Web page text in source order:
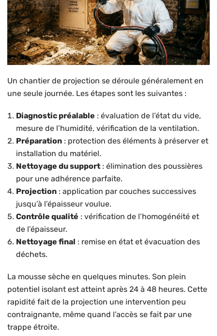
Un chantier de projection se déroule généralement en
une seule journée. Les étapes sont les suivantes :
Diagnostic préalable : évaluation de l’état du vide,
mesure de l’humidité, vérification de la ventilation.
Préparation : protection des éléments à préserver et
installation du matériel.
Nettoyage du support : élimination des poussières
pour une adhérence parfaite.
Projection : application par couches successives
jusqu’à l’épaisseur voulue.
Contrôle qualité : vérification de l’homogénéité et
de l’épaisseur.
Nettoyage final : remise en état et évacuation des
déchets.
La mousse sèche en quelques minutes. Son plein
potentiel isolant est atteint après 24 à 48 heures. Cette
rapidité fait de la projection une intervention peu
contraignante, même quand l’accès se fait par une
trappe étroite.